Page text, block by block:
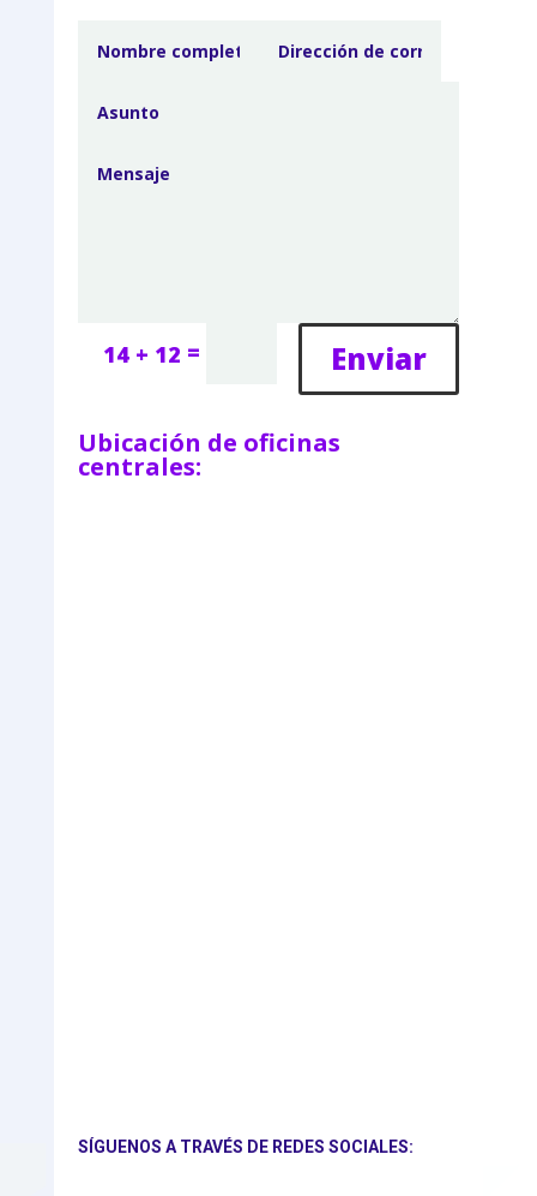
14 + 12 = Enviar
Ubicación de oficinas
centrales:
SÍGUENOS A TRAVÉS DE REDES SOCIALES: